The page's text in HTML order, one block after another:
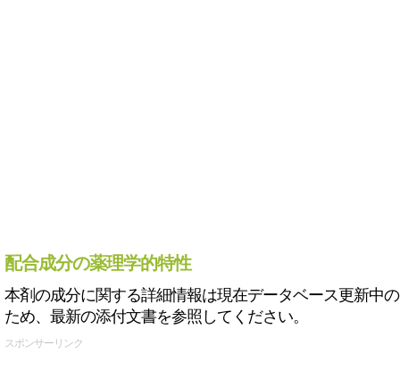
配合成分の薬理学的特性
本剤の成分に関する詳細情報は現在データベース更新中の
ため、最新の添付文書を参照してください。
スポンサーリンク